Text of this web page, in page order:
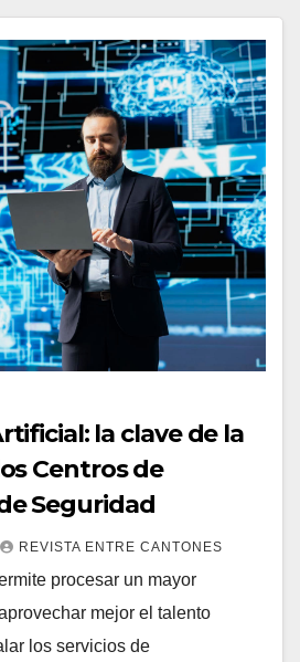
la clave de la
Centros de
Seguridad
REVISTA ENTRE CANTONES
procesar un mayor
mejor el talento
los servicios de